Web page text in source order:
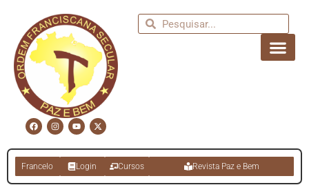
Francelo Login Cursos Revista Paz e Bem